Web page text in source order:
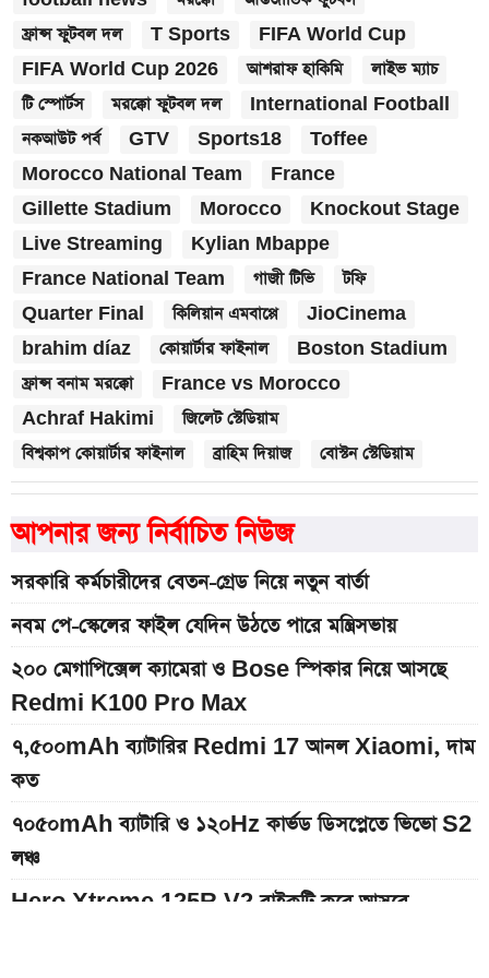
ফ্রান্স ফুটবল দল
T Sports
FIFA World Cup
FIFA World Cup 2026
আশরাফ হাকিমি
লাইভ ম্যাচ
টি স্পোর্টস
মরক্কো ফুটবল দল
International Football
নকআউট পর্ব
GTV Sports18
Toffee
Morocco National Team
France
Gillette Stadium
Morocco
Knockout Stage
Live Streaming
Kylian Mbappe
France National Team
গাজী টিভি
টফি
Quarter Final
কিলিয়ান এমবাপ্পে
JioCinema
brahim díaz
কোয়ার্টার ফাইনাল
Boston Stadium
ফ্রান্স বনাম মরক্কো
France vs Morocco
Achraf Hakimi
জিলেট স্টেডিয়াম
বিশ্বকাপ কোয়ার্টার ফাইনাল
ব্রাহিম দিয়াজ বোস্টন স্টেডিয়াম
আপনার জন্য নির্বাচিত নিউজ
সরকারি কর্মচারীদের বেতন-গ্রেড নিয়ে নতুন বার্তা
নবম পে-স্কেলের ফাইল যেদিন উঠতে পারে মন্ত্রিসভায়
২০০ মেগাপিক্সেল ক্যামেরা ও Bose স্পিকার নিয়ে আসছে
Redmi K100 Pro Max
৭,৫০০mAh ব্যাটারির Redmi 17 আনল Xiaomi, দাম
কত
৭০৫০mAh ব্যাটারি ও ১২০Hz কার্ভড ডিসপ্লেতে ভিভো S2
লঞ্চ
Hero Xtreme 125R V2 বাইকটি কবে আসবে